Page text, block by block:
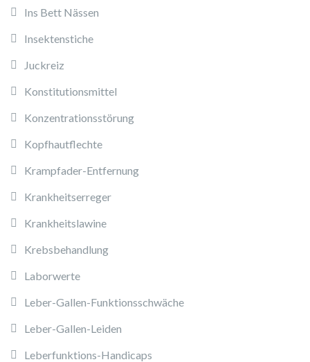
Ins Bett Nässen
Insektenstiche
Juckreiz
Konstitutionsmittel
Konzentrationsstörung
Kopfhautflechte
Krampfader-Entfernung
Krankheitserreger
Krankheitslawine
Krebsbehandlung
Laborwerte
Leber-Gallen-Funktionsschwäche
Leber-Gallen-Leiden
Leberfunktions-Handicaps